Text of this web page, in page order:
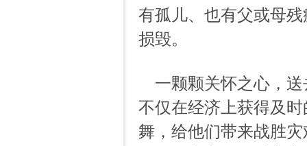
有孤儿、也有父或母
损毁。
一颗颗关怀之心，
不仅在经济上获得及
舞，给他们带来战胜